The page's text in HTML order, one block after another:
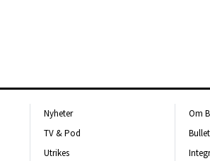
Nyheter
TV & Pod
Utrikes
Om